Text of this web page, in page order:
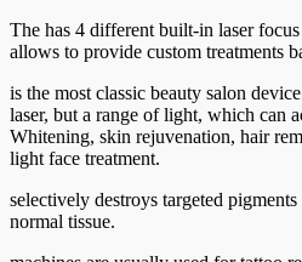
The has 4 different built-in laser focus
allows to provide custom treatments
is the most classic beauty salon
laser, but a range of light, which can
Whitening, skin rejuvenation, hair
light face treatment.
selectively destroys targeted
normal tissue.